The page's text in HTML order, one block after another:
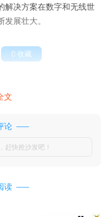
决方案在数字和无线世
展壮大。
 收藏
文
论
赶快抢沙发吧！
读